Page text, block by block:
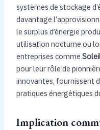
systèmes de stockage
davantage
le surplus d’énergie
utilisation nocturne ou
entreprises comme
pour leur rôle de
innovantes, fournissent
pratiques énergétiques
Implication